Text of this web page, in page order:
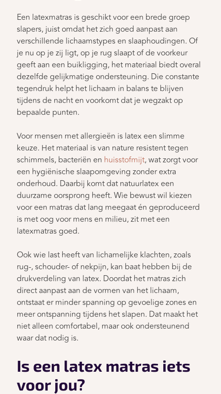
Een latexmatras is geschikt voor een brede groep
slapers, juist omdat het zich goed aanpast aan
verschillende lichaamstypes en slaaphoudingen. Of
je nu op je zij ligt, op je rug slaapt of de voorkeur
geeft aan een buikligging, het materiaal biedt overal
dezelfde gelijkmatige ondersteuning. Die constante
tegendruk helpt het lichaam in balans te blijven
tijdens de nacht en voorkomt dat je wegzakt op
bepaalde punten.
Voor mensen met allergieën is latex een slimme
keuze. Het materiaal is van nature resistent tegen
schimmels, bacteriën en huisstofmijt, wat zorgt voor
een hygiënische slaapomgeving zonder extra
onderhoud. Daarbij komt dat natuurlatex een
duurzame oorsprong heeft. Wie bewust wil kiezen
voor een matras dat lang meegaat én geproduceerd
is met oog voor mens en milieu, zit met een
latexmatras goed.
Ook wie last heeft van lichamelijke klachten, zoals
rug-, schouder- of nekpijn, kan baat hebben bij de
drukverdeling van latex. Doordat het matras zich
direct aanpast aan de vormen van het lichaam,
ontstaat er minder spanning op gevoelige zones en
meer ontspanning tijdens het slapen. Dat maakt het
niet alleen comfortabel, maar ook ondersteunend
waar dat nodig is.
Is een latex matras iets
voor jou?